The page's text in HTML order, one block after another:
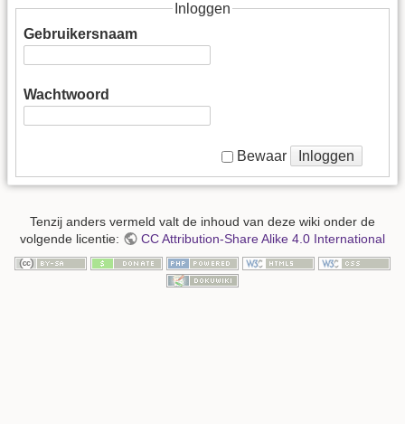
Inloggen
Gebruikersnaam
Wachtwoord
Bewaar Inloggen
Tenzij anders vermeld valt de inhoud van deze wiki onder de
volgende licentie:
CC Attribution-Share Alike 4.0 International